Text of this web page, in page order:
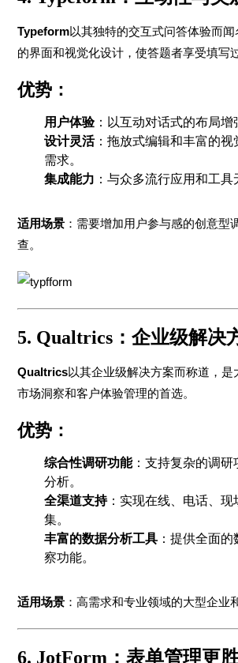
Typeform以其独特的交互式问答体验而
的界面和视觉化设计，使答题者享受填写
优势：
用户体验：以互动对话式的布局增
设计灵活：拖放式编辑和丰富的视
需求。
集成能力 ：与众多流行应用和工具
适用场景 ：需要增加用户参与感的创意型
查。
5. Qualtrics：企业级解决
Qualtrics以其企业级解决方案而称道，
市场洞察和客户体验管理的首选。
优势：
综合性调研功能：支持复杂的调研
分析。
全渠道支持：实现在线、电话、现
集。
丰富的数据分析工具 ：提供全面
察功能。
适用场景 ：高需求和专业领域的大型企业
6. JotForm：表单管理更